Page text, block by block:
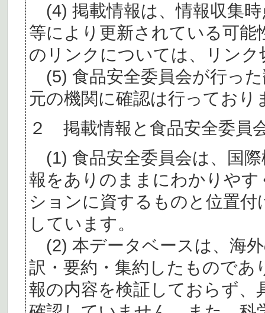
(4) 掲載情報は、情報収集
等により更新されている可
のリンクについては、リン
(5) 食品安全委員会が行っ
元の機関に確認は行っており
２ 掲載情報と食品安全委員
(1) 食品安全委員会は、国
報をありのままにわかりや
ションに資するものと位置
しています。
(2) 本データベースは、海
訳・要約・集約したものであ
報の内容を検証しておらず、